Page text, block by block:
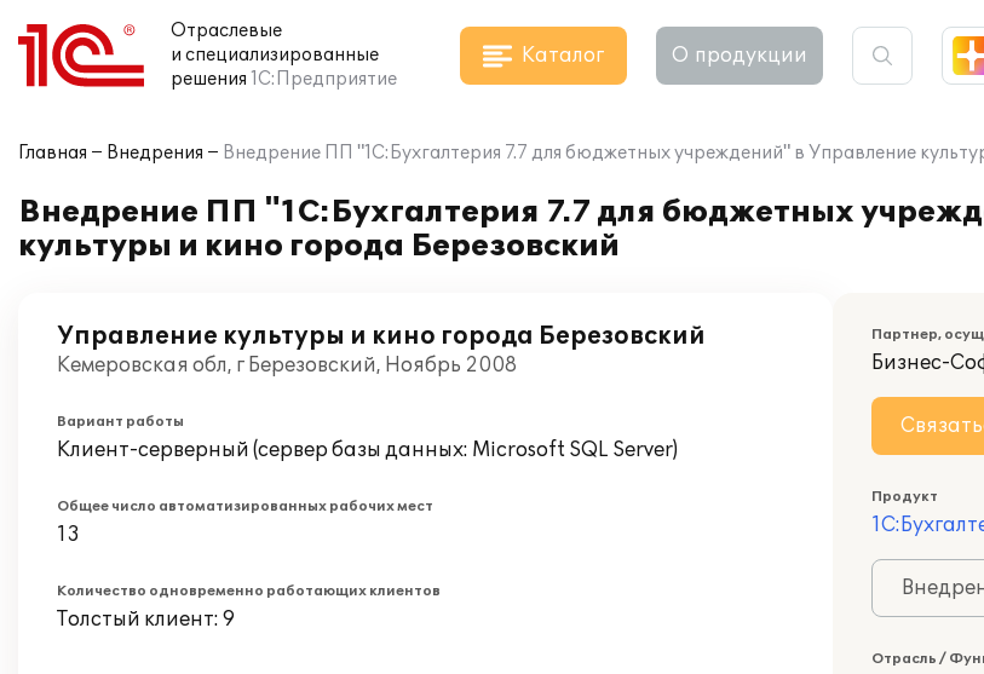
Отраслевые
и специализированные
решения 1С:Предприятие
Каталог О продукции
Главная Внедрения Внедрение ПП "1С:Бухгалтерия 7.7 для бюджетных учреждений" в Управление
Внедрение ПП "1С:Бухгалтерия 7.7 для бюджетных
культуры и кино города Березовский
Управление культуры и кино города Березовский
Кемеровская обл, г Березовский, Ноябрь 2008
Вариант работы
Клиент-серверный (сервер базы данных: Microsoft SQL Server)
Общее число автоматизированных рабочих мест
13
Количество одновременно работающих клиентов
Толстый клиент: 9
Партнер,
Бизнес-
Продукт
Отрасль /